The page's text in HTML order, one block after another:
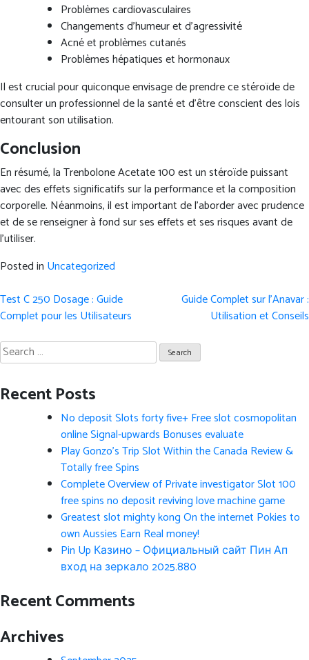
Problèmes cardiovasculaires
Changements d’humeur et d’agressivité
Acné et problèmes cutanés
Problèmes hépatiques et hormonaux
Il est crucial pour quiconque envisage de prendre ce stéroïde de
consulter un professionnel de la santé et d’être conscient des lois
entourant son utilisation.
Conclusion
En résumé, la Trenbolone Acetate 100 est un stéroïde puissant
avec des effets significatifs sur la performance et la composition
corporelle. Néanmoins, il est important de l’aborder avec prudence
et de se renseigner à fond sur ses effets et ses risques avant de
l’utiliser.
Posted in Uncategorized
Post
navigation
Test C 250 Dosage : Guide
Complet pour les Utilisateurs
Guide Complet sur l’Anavar :
Utilisation et Conseils
Search
for:
Recent Posts
No deposit Slots forty five+ Free slot cosmopolitan
online Signal-upwards Bonuses evaluate
Play Gonzo’s Trip Slot Within the Canada Review &
Totally free Spins
Complete Overview of Private investigator Slot 100
free spins no deposit reviving love machine game
Greatest slot mighty kong On the internet Pokies to
own Aussies Earn Real money!
Pin Up Казино – Официальный сайт Пин Ап
вход на зеркало 2025.880
Recent Comments
Archives